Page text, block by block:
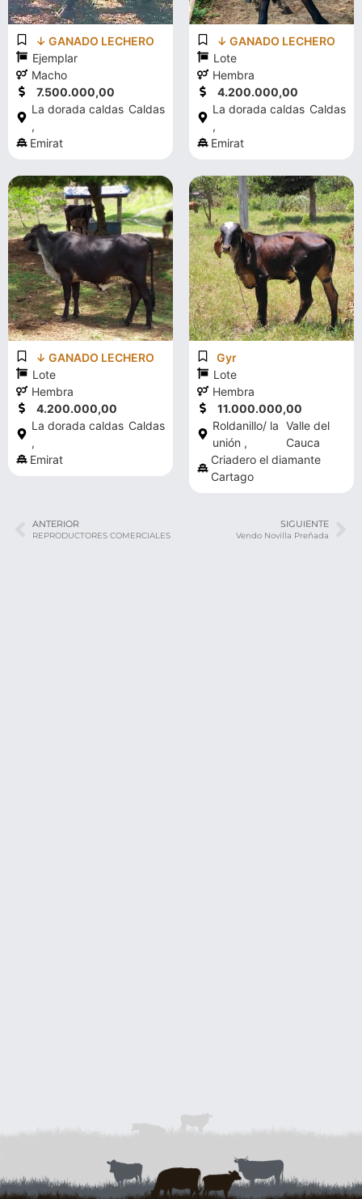
↓ GANADO LECHERO
Ejemplar
Macho
7.500.000,00
La dorada caldas
,
Caldas
Emirat
↓ GANADO LECHERO
Lote
Hembra
4.200.000,00
La dorada caldas
,
Caldas
Emirat
↓ GANADO LECHERO
Lote
Hembra
4.200.000,00
La dorada caldas
,
Caldas
Emirat
Gyr
Lote
Hembra
11.000.000,00
Roldanillo/ la
unión ,
Valle del
Cauca
Criadero el diamante
Cartago
ANTERIOR
REPRODUCTORES COMERCIALES
SIGUIENTE
Vendo Novilla Preñada